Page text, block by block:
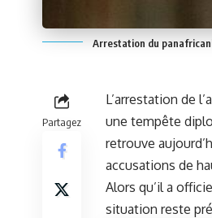
Arrestation du
Partagez
L’arrestation de
une tempête
retrouve
accusations de
Alors qu’il a
situation reste